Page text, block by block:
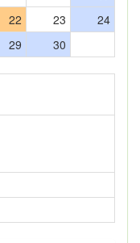
22 23
24
29 30